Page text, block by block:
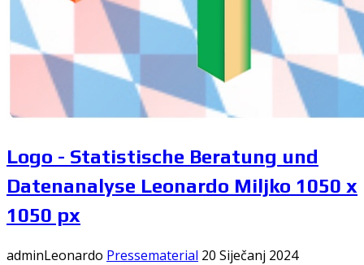
Logo - Statistische Beratung und
Datenanalyse Leonardo Miljko 1050 x
1050 px
adminLeonardo Pressematerial 20 Siječanj 2024